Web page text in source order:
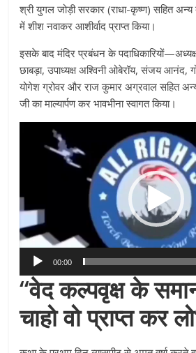
श्री युगल जोड़ी सरकार (राधा-कृष्ण) सहित
में शीश नवाकर आशीर्वाद प्राप्त किया।
इसके बाद मंदिर प्रबंधन के
छाबड़ा, उपाध्यक्ष अश्विनी ओबेरॉय, संजय आनंद,
योगेश ग्रोवर और राज कुमार अग्रवाल सहित
जी का माल्यार्पण कर भावभीना स्वागत किया।
Player
00:00
“वेद कल्पवृक्ष के
चाहो वो प्राप्त कर